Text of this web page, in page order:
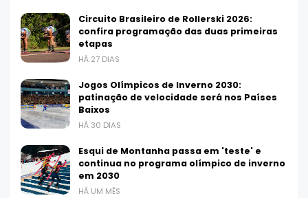
Circuito Brasileiro de Rollerski 2026:
confira programação das duas primeiras
etapas
HÁ 27 DIAS
Jogos Olímpicos de Inverno 2030:
patinação de velocidade será nos Países
Baixos
HÁ 30 DIAS
Esqui de Montanha passa em 'teste' e
continua no programa olímpico de inverno
em 2030
HÁ UM MÊS